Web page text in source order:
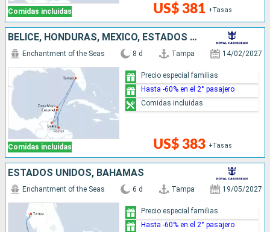
Comidas incluidas US$ 381 +Tasas
BELICE, HONDURAS, MÉXICO, ESTADOS UNIDOS
Comidas incluidas
Enchantment of the Seas 8 d Tampa 14/02/2027
US$ 383 +Tasas
Precio especial familias
Hasta -60% en el 2° pasajero
Comidas incluidas
ESTADOS UNIDOS, BAHAMAS
Enchantment of the Seas 6 d Tampa 19/05/2027
Precio especial familias
Hasta -60% en el 2° pasajero